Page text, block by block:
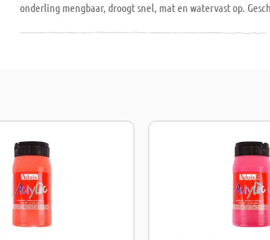
onderling mengbaar, droogt snel, mat en watervast op.
ondergronden zoals papier, karton, canvas, steen, metaal,